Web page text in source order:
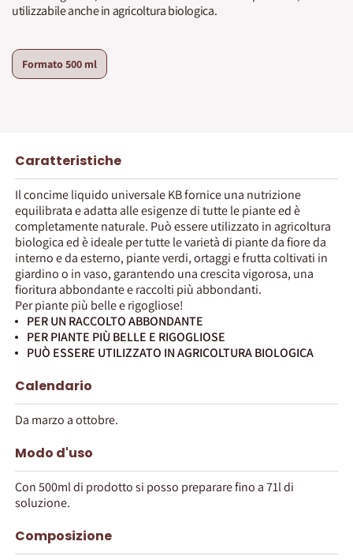
utilizzabile anche in agricoltura biologica.
Formato500 ml
Caratteristiche
Il concime liquido universale KB fornice una nutrizione
equilibrata e adatta alle esigenze di tutte le piante ed è
completamente naturale. Può essere utilizzato in agricoltura
biologica ed è ideale per tutte le varietà di piante da fiore da
interno e da esterno, piante verdi, ortaggi e frutta coltivati in
giardino o in vaso, garantendo una crescita vigorosa, una
fioritura abbondante e raccolti più abbondanti.
Per piante più belle e rigogliose!
PER UN RACCOLTO ABBONDANTE
PER PIANTE PIÙ BELLE E RIGOGLIOSE
PUÒ ESSERE UTILIZZATO IN AGRICOLTURA BIOLOGICA
Calendario
Da marzo a ottobre.
Modo d'uso
Con 500ml di prodotto si posso preparare fino a 71l di
soluzione.
Composizione